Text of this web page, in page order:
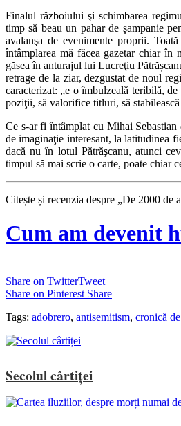
Finalul războiului şi schimbarea
timp să beau un pahar de şampanie
avalanşa de evenimente proprii.
întâmplarea mă făcea gazetar chiar în
găsea în anturajul lui Lucreţiu
retrage de la ziar, dezgustat de noul
caracterizat: „e o îmbulzeală teribilă,
poziţii, să valorifice titluri, să
Ce s-ar fi întâmplat cu Mihai
de imaginaţie interesant, la latitudinea
dacă nu în lotul Pătrăşcanu, atunci
timpul să mai scrie o carte, poate chiar
Citește și recenzia despre „De 2000 de
Cum am devenit
Share on TwitterTweet
Share on Pinterest Share
Tags: adobrero, antisemitism, cronică
Secolul cârtiței